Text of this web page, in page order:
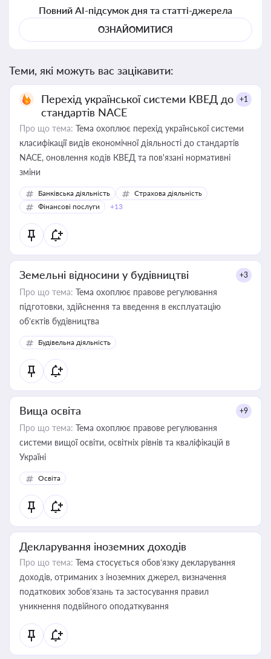
Повний AI-підсумок дня та статті-джерела
ОЗНАЙОМИТИСЯ
Теми, які можуть вас зацікавити:
Перехід української системи КВЕД до
стандартів NACE
+1
Про що тема: Тема охоплює перехід української системи
класифікації видів економічної діяльності до стандартів
NACE, оновлення кодів КВЕД та пов'язані нормативні
зміни
Банківська діяльність
Страхова діяльність
Фінансові послуги
+13
Земельні відносини у будівництві +3
Про що тема: Тема охоплює правове регулювання
підготовки, здійснення та введення в експлуатацію
об’єктів будівництва
Будівельна діяльність
Вища освіта +9
Про що тема: Тема охоплює правове регулювання
системи вищої освіти, освітніх рівнів та кваліфікацій в
Україні
Освіта
Декларування іноземних доходів
Про що тема: Тема стосується обов’язку декларування
доходів, отриманих з іноземних джерел, визначення
податкових зобов’язань та застосування правил
уникнення подвійного оподаткування